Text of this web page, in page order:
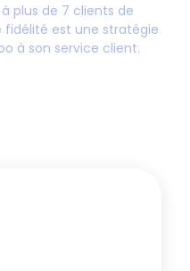
plus de 7 clients de
fidélité est une stratégie
à son service client.